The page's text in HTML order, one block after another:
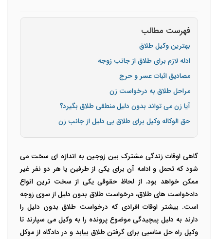
فهرست مطالب
بهترین وکیل طلاق
ادله لازم برای طلاق از جانب زوجه
مصادیق اثبات عسر و حرج
مراحل طلاق به درخواست زن
آیا زن می تواند بدون دلیل منطقی طلاق بگیرد؟
حق الوکاله وکیل برای طلاق بی دلیل از جانب زن
گاهی اوقات زندگی مشترک بین زوجین به اندازه ای سخت می
شود که تحمل و ادامه آن برای یکی از طرفین یا هر دو نفر غیر
ممکن خواهد بود. از لحاظ حقوقی یکی از سخت ترین انواع
دادخواست های طلاق، درخواست طلاق بدون دلیل از سوی زوجه
است. بیشتر اوقات افرادی که درخواست طلاق بدون دلیل را
دارند به دلیل پیچیدگی موضوع پرونده را به وکیل می سپارند تا
وکیل راه حل مناسبی برای گرفتن طلاق بیابد و در دادگاه از موکل